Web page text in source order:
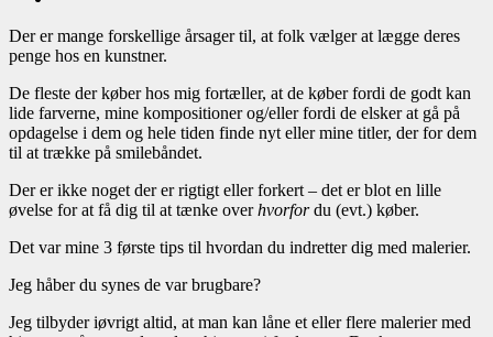
Der er mange forskellige årsager til, at folk vælger at lægge deres
penge hos en kunstner.
De fleste der køber hos mig fortæller, at de køber fordi de godt kan
lide farverne, mine kompositioner og/eller fordi de elsker at gå på
opdagelse i dem og hele tiden finde nyt eller mine titler, der for dem
til at trække på smilebåndet.
Der er ikke noget der er rigtigt eller forkert – det er blot en lille
øvelse for at få dig til at tænke overhvorfordu (evt.) køber.
Det var mine 3 første tips til hvordan du indretter dig med malerier.
Jeg håber du synes de var brugbare?
Jeg tilbyder iøvrigt altid, at man kan låne et eller flere malerier med